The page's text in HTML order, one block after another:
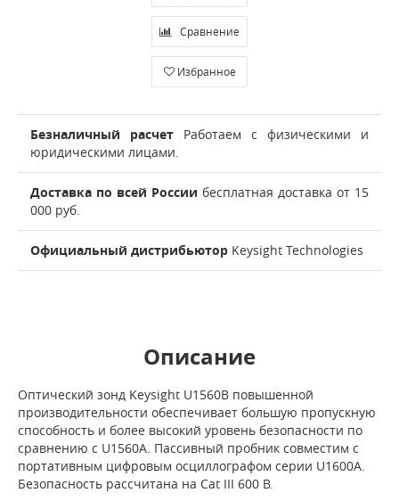
Сравнение
Избранное
Безналичный расчет Работаем с физическими и
юридическими лицами.
Доставка по всей России бесплатная доставка от 15
000 руб.
Официальный дистрибьютор Keysight Technologies
Описание
Оптический зонд Keysight U1560B повышенной
производительности обеспечивает большую пропускную
способность и более высокий уровень безопасности по
сравнению с U1560A. Пассивный пробник совместим с
портативным цифровым осциллографом серии U1600A.
Безопасность рассчитана на Cat III 600 В.